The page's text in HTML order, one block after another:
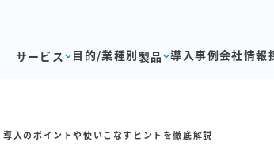
サービス 目的/業種別製品 導入事例会社情報
入のポイントや使いこなすヒントを徹底解説